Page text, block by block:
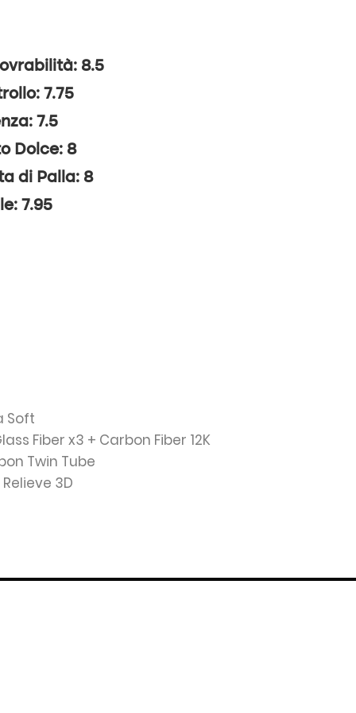
8.5
7.75
7.5
Dolce: 8
di Palla: 8
7.95
Soft
Fiber x3 + Carbon Fiber 12K
Twin Tube
Relieve 3D